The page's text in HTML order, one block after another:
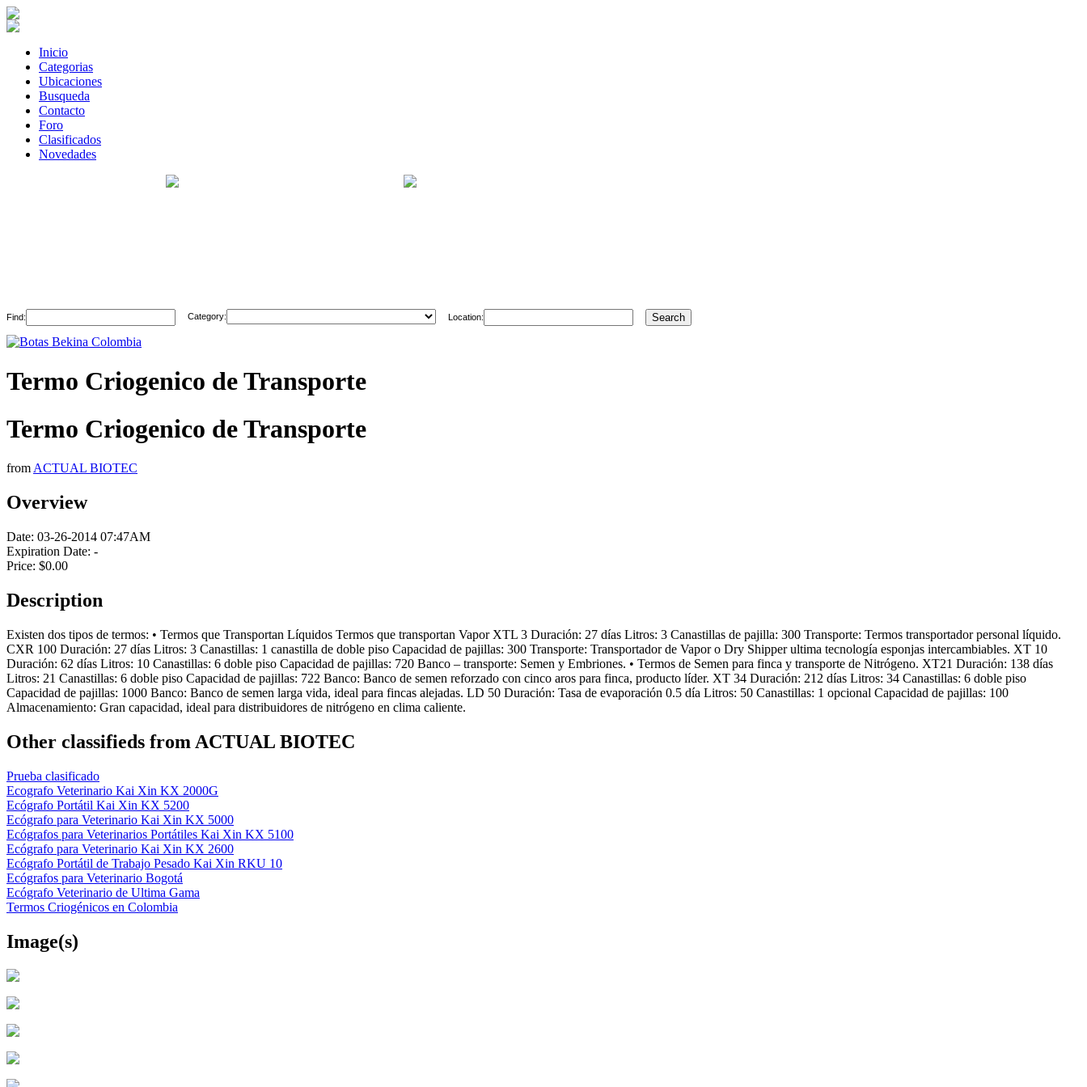
Inicio
Categorias
Ubicaciones
Busqueda
Contacto
Foro
Clasificados
Novedades
Find: Category: Location:
Termo Criogenico de Transporte
Termo Criogenico de Transporte
from ACTUAL BIOTEC
Overview
Date: 03-26-2014 07:47AM
Expiration Date: -
Price: $0.00
Description
Existen dos tipos de termos: • Termos que Transportan Líquidos Termos que transportan Vapor XTL 3 Duración: 27 días Litros: 3 Canastillas de pajilla: 300 Transporte: Termos transportador personal líquido.
CXR 100 Duración: 27 días Litros: 3 Canastillas: 1 canastilla de doble piso Capacidad de pajillas: 300 Transporte: Transportador de Vapor o Dry Shipper ultima tecnología esponjas intercambiables. XT 10
Duración: 62 días Litros: 10 Canastillas: 6 doble piso Capacidad de pajillas: 720 Banco – transporte: Semen y Embriones. • Termos de Semen para finca y transporte de Nitrógeno. XT21 Duración: 138 días
Litros: 21 Canastillas: 6 doble piso Capacidad de pajillas: 722 Banco: Banco de semen reforzado con cinco aros para finca, producto líder. XT 34 Duración: 212 días Litros: 34 Canastillas: 6 doble piso
Capacidad de pajillas: 1000 Banco: Banco de semen larga vida, ideal para fincas alejadas. LD 50 Duración: Tasa de evaporación 0.5 día Litros: 50 Canastillas: 1 opcional Capacidad de pajillas: 100
Almacenamiento: Gran capacidad, ideal para distribuidores de nitrógeno en clima caliente.
Other classifieds from ACTUAL BIOTEC
Prueba clasificado
Ecografo Veterinario Kai Xin KX 2000G
Ecógrafo Portátil Kai Xin KX 5200
Ecógrafo para Veterinario Kai Xin KX 5000
Ecógrafos para Veterinarios Portátiles Kai Xin KX 5100
Ecógrafo para Veterinario Kai Xin KX 2600
Ecógrafo Portátil de Trabajo Pesado Kai Xin RKU 10
Ecógrafos para Veterinario Bogotá
Ecógrafo Veterinario de Ultima Gama
Termos Criogénicos en Colombia
Image(s)